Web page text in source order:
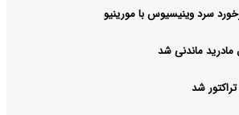
سرد وینیسیوس با مورینیو
ماندنی شد
شد